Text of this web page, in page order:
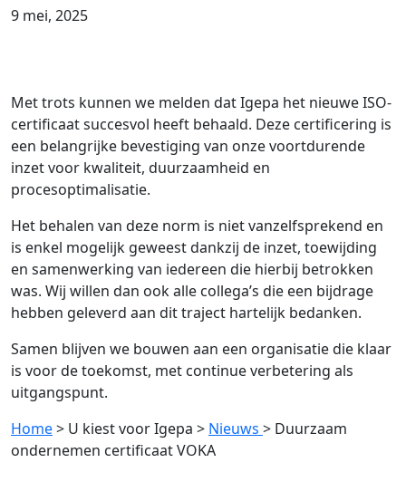
9 mei, 2025
Met trots kunnen we melden dat Igepa het nieuwe ISO-
certificaat succesvol heeft behaald. Deze certificering is
een belangrijke bevestiging van onze voortdurende
inzet voor kwaliteit, duurzaamheid en
procesoptimalisatie.
Het behalen van deze norm is niet vanzelfsprekend en
is enkel mogelijk geweest dankzij de inzet, toewijding
en samenwerking van iedereen die hierbij betrokken
was. Wij willen dan ook alle collega’s die een bijdrage
hebben geleverd aan dit traject hartelijk bedanken.
Samen blijven we bouwen aan een organisatie die klaar
is voor de toekomst, met continue verbetering als
uitgangspunt.
Home> U kiest voor Igepa > Nieuws > Duurzaam
ondernemen certificaat VOKA